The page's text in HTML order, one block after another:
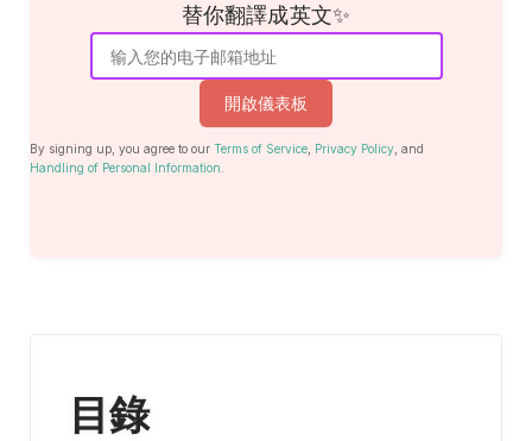
替你翻譯成英文✨
開啟儀表板
By signing up, you agree to our Terms of Service Privacy Policy , and
Handling of Personal Information
目錄